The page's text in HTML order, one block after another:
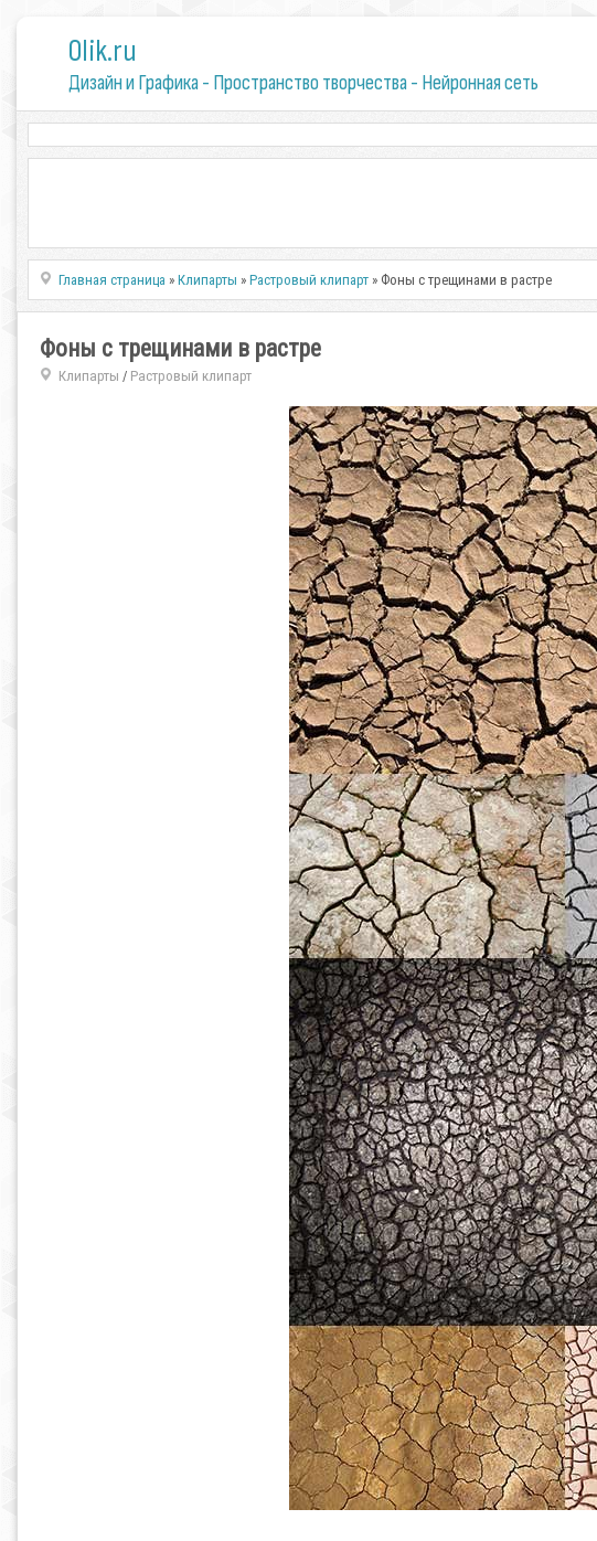
0lik.ru
Дизайн и Графика - Пространство творчества - Нейронная сеть
Главная страница »Клипарты »Растровый клипарт » Фоны с трещинами в растре
Фоны с трещинами в растре
Клипарты / Растровый клипарт